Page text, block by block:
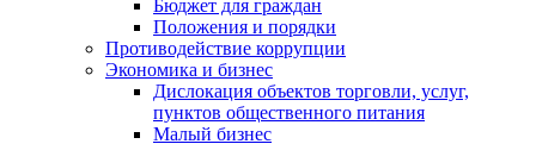
Бюджет для граждан
Положения и порядки
Противодействие коррупции
Экономика и бизнес
Дислокация объектов торговли, услуг,
пунктов общественного питания
Малый бизнес